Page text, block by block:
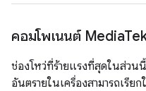
คอมโพเนนต์ Media
ช่องโหว่ที่ร้ายแรงที่สุดในส่ว
อันตรายในเครื่องสามารถเรี